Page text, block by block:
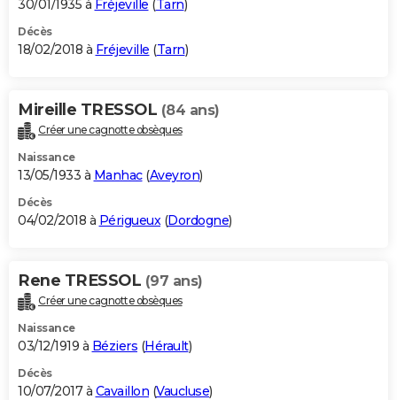
30/01/1935 à Fréjeville (Tarn)
Décès
18/02/2018 à Fréjeville (Tarn)
Mireille TRESSOL (84 ans)
Créer une cagnotte obsèques
Naissance
13/05/1933 à Manhac(Aveyron)
Décès
04/02/2018 à Périgueux(Dordogne)
Rene TRESSOL (97 ans)
Créer une cagnotte obsèques
Naissance
03/12/1919 à Béziers (Hérault)
Décès
10/07/2017 à Cavaillon (Vaucluse)